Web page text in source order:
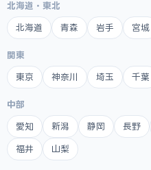
北海道・東北
北海道 青森 岩手 宮城
関東
東京 神奈川 埼玉 千葉
中部
愛知 新潟 静岡 長野
福井 山梨